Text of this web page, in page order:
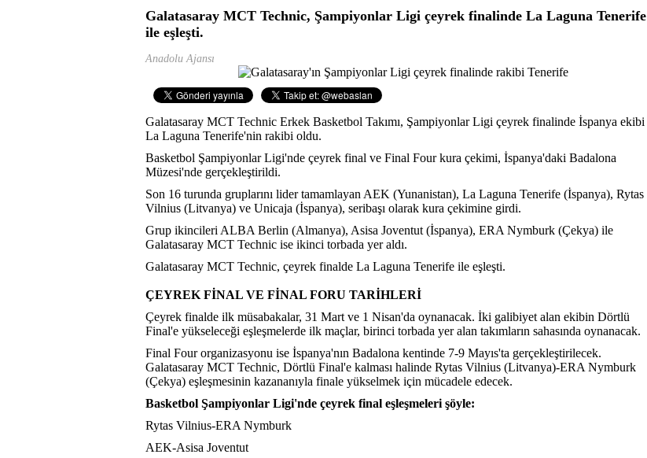
Galatasaray MCT Technic, Şampiyonlar Ligi çeyrek finalinde La Laguna Tenerife
ile eşleşti.
Anadolu Ajansı
Galatasaray MCT Technic Erkek Basketbol Takımı, Şampiyonlar Ligi çeyrek finalinde İspanya ekibi
La Laguna Tenerife'nin rakibi oldu.
Basketbol Şampiyonlar Ligi'nde çeyrek final ve Final Four kura çekimi, İspanya'daki Badalona
Müzesi'nde gerçekleştirildi.
Son 16 turunda gruplarını lider tamamlayan AEK (Yunanistan), La Laguna Tenerife (İspanya), Rytas
Vilnius (Litvanya) ve Unicaja (İspanya), seribaşı olarak kura çekimine girdi.
Grup ikincileri ALBA Berlin (Almanya), Asisa Joventut (İspanya), ERA Nymburk (Çekya) ile
Galatasaray MCT Technic ise ikinci torbada yer aldı.
Galatasaray MCT Technic, çeyrek finalde La Laguna Tenerife ile eşleşti.
ÇEYREK FİNAL VE FİNAL FORU TARİHLERİ
Çeyrek finalde ilk müsabakalar, 31 Mart ve 1 Nisan'da oynanacak. İki galibiyet alan ekibin Dörtlü
Final'e yükseleceği eşleşmelerde ilk maçlar, birinci torbada yer alan takımların sahasında oynanacak.
Final Four organizasyonu ise İspanya'nın Badalona kentinde 7-9 Mayıs'ta gerçekleştirilecek.
Galatasaray MCT Technic, Dörtlü Final'e kalması halinde Rytas Vilnius (Litvanya)-ERA Nymburk
(Çekya) eşleşmesinin kazananıyla finale yükselmek için mücadele edecek.
Basketbol Şampiyonlar Ligi'nde çeyrek final eşleşmeleri şöyle:
Rytas Vilnius-ERA Nymburk
AEK-Asisa Joventut